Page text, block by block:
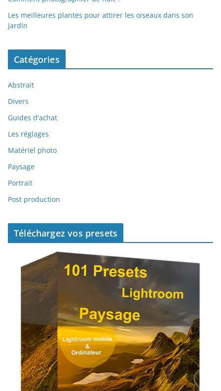
Les meilleures plantes pour attirer les oiseaux dans son
jardin
Catégories
Abstrait
Divers
Guides d'achat
Les réglages
Matériel photo
Paysage
Portrait
Post production
Téléchargez vos presets